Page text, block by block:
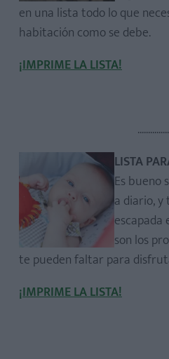
en una lista todo lo que
habitación como se debe.
¡IMPRIME LA LISTA!
LISTA
Es bueno
a diario,
escapada
son los
te pueden faltar para
¡IMPRIME LA LISTA!